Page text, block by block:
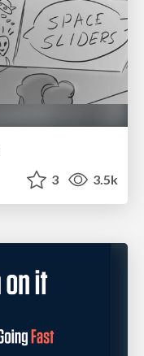
3 3.5k